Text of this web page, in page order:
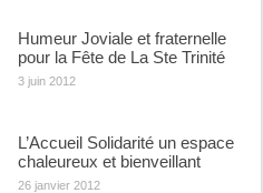
Humeur Joviale et fraternelle
pour la Fête de La Ste Trinité
3 juin 2012
L’Accueil Solidarité un espace
chaleureux et bienveillant
26 janvier 2012